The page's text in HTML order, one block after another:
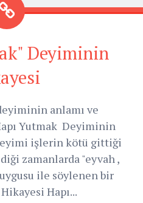
Deyiminin
anlamı ve
Yutmak Deyiminin
işlerin kötü gittiği
zamanlarda "eyvah ,
ile söylenen bir
Hapı...